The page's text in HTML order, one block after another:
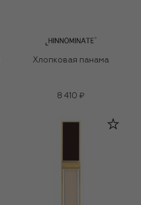
Хлопковая панама
8 410 ₽